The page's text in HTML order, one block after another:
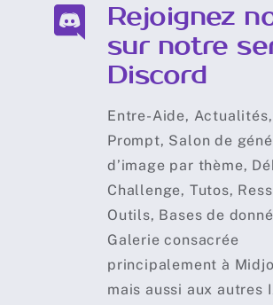
Rejoignez
sur notre
Discord
Entre-Aide,
Prompt, Salon de
d’image par thème,
Challenge, Tutos,
Outils, Bases de
Galerie consacrée
principalement à
mais aussi aux autres